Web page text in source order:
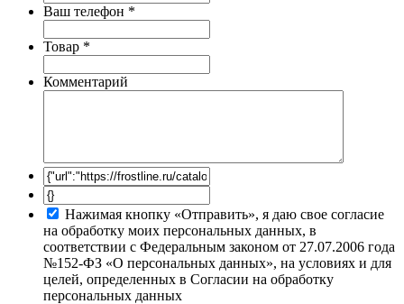
Ваш телефон *
Товар *
Комментарий
Нажимая кнопку «Отправить», я даю свое согласие
на обработку моих персональных данных, в
соответствии с Федеральным законом от 27.07.2006 года
№152-ФЗ «О персональных данных», на условиях и для
целей, определенных в Согласии на обработку
персональных данных